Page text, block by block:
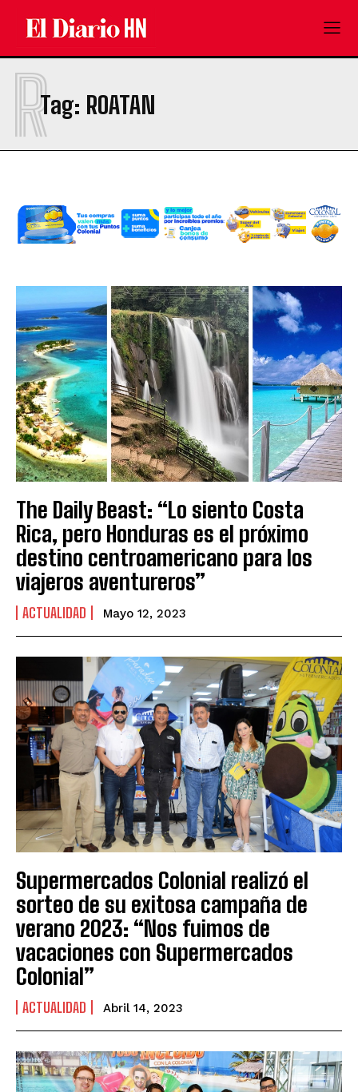
Tag: ROATAN
R
The Daily Beast: “Lo siento Costa
Rica, pero Honduras es el próximo
destino centroamericano para los
viajeros aventureros”
ACTUALIDAD Mayo 12, 2023
Supermercados Colonial realizó el
sorteo de su exitosa campaña de
verano 2023: “Nos fuimos de
vacaciones con Supermercados
Colonial”
ACTUALIDAD Abril 14, 2023